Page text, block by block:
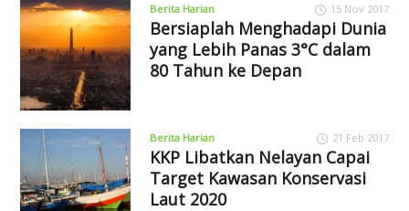
Berita Harian 15 Nov 2017
Bersiaplah Menghadapi Dunia
yang Lebih Panas 3°C dalam
80 Tahun ke Depan
Berita Harian 21 Feb 2017
KKP Libatkan Nelayan Capai
Target Kawasan Konservasi
Laut 2020